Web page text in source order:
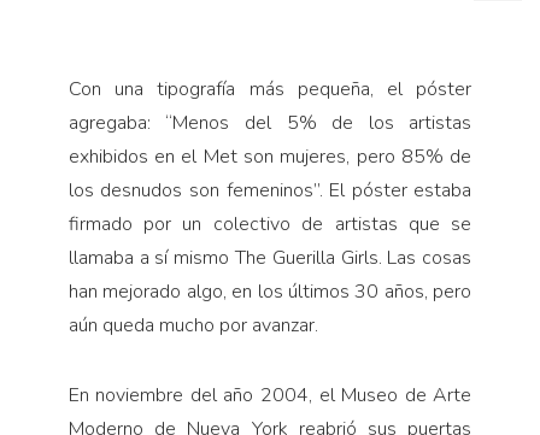
Con una tipografía más pequeña, el póster
agregaba: “Menos del 5% de los artistas
exhibidos en el Met son mujeres, pero 85% de
los desnudos son femeninos”. El póster estaba
firmado por un colectivo de artistas que se
llamaba a sí mismo The Guerilla Girls. Las cosas
han mejorado algo, en los últimos 30 años, pero
aún queda mucho por avanzar.
En noviembre del año 2004, el Museo de Arte
Moderno de Nueva York reabrió sus puertas